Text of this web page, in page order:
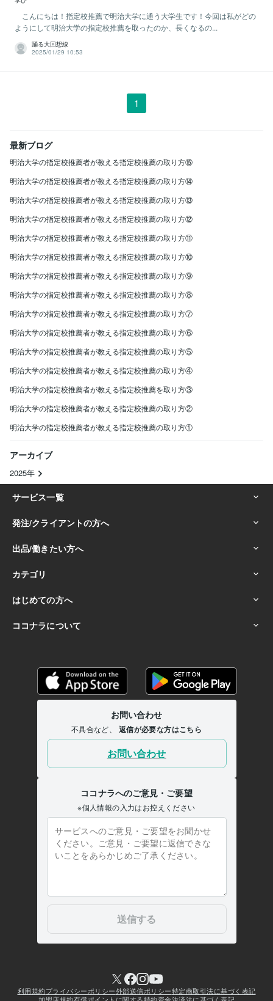
こんにちは！指定校推薦で明治大学に通う大学生です！今回は私がどの
ようにして明治大学の指定校推薦を取ったのか、長くなるの...
踊る大回想線
2025/01/29 10:53
1
最新ブログ
明治大学の指定校推薦者が教える指定校推薦の取り方⑮
明治大学の指定校推薦者が教える指定校推薦の取り方⑭
明治大学の指定校推薦者が教える指定校推薦の取り方⑬
明治大学の指定校推薦者が教える指定校推薦の取り方⑫
明治大学の指定校推薦者が教える指定校推薦の取り方⑪
明治大学の指定校推薦者が教える指定校推薦の取り方⑩
明治大学の指定校推薦者が教える指定校推薦の取り方⑨
明治大学の指定校推薦者が教える指定校推薦の取り方⑧
明治大学の指定校推薦者が教える指定校推薦の取り方⑦
明治大学の指定校推薦者が教える指定校推薦の取り方⑥
明治大学の指定校推薦者が教える指定校推薦の取り方⑤
明治大学の指定校推薦者が教える指定校推薦の取り方④
明治大学の指定校推薦者が教える指定校推薦を取り方③
明治大学の指定校推薦者が教える指定校推薦の取り方②
明治大学の指定校推薦者が教える指定校推薦の取り方①
アーカイブ
2025年